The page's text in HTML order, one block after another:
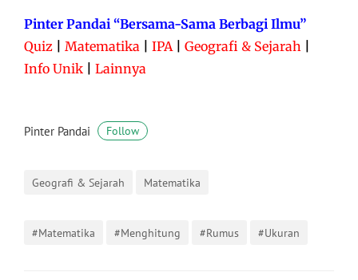
Pinter Pandai “Bersama-Sama Berbagi Ilmu”
Quiz
Matematika IPA| Geografi & Sejarah
Info Unik
Lainnya
Pinter Pandai Follow
Geografi & Sejarah Matematika
#Matematika #Menghitung #Rumus #Ukuran